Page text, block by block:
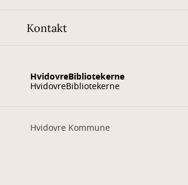
Kontakt
HvidovreBibliotekerne
HvidovreBibliotekerne
Hvidovre Kommune